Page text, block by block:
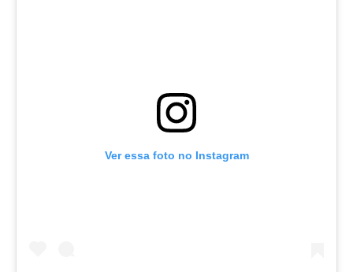
Ver essa foto no Instagram